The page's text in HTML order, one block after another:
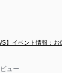
】イベント情報：
ュー